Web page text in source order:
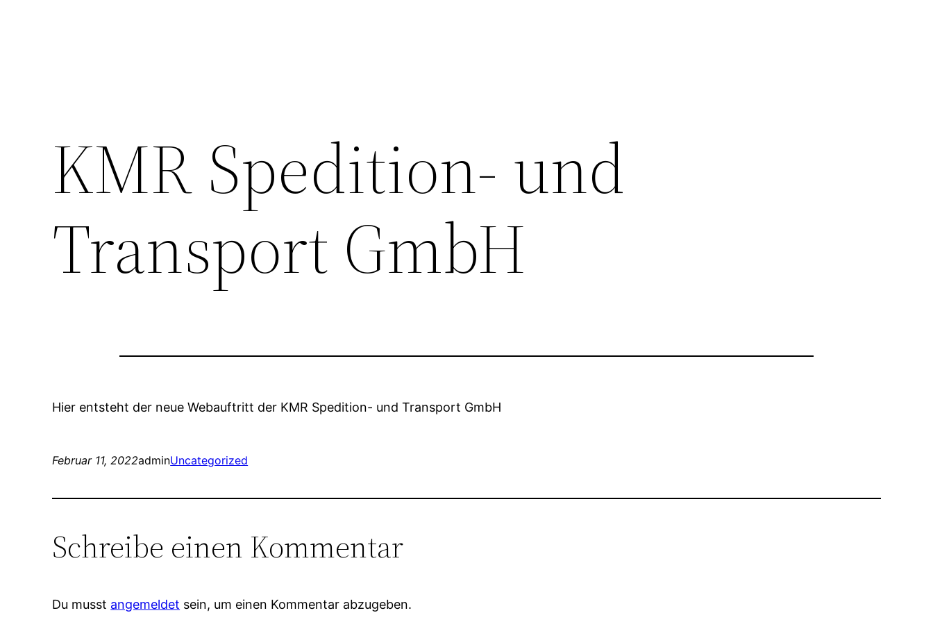
KMR Spedition- und
Transport GmbH
Hier entsteht der neue Webauftritt der KMR Spedition- und Transport GmbH
Februar 11, 2022adminUncategorized
Schreibe einen Kommentar
Du musst angemeldet sein, um einen Kommentar abzugeben.